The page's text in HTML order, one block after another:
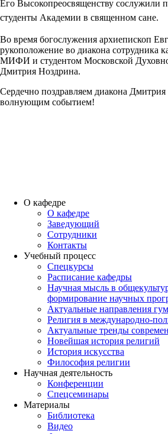
Его Высокопреосвященству сослужили
студенты Академии в священном сане.
Во время богослужения архиепископ
рукоположение во диакона
МИФИ и студентом Московской
Дмитрия Ноздрина.
Сердечно поздравляем диакона
волнующим событием!
О кафедре
О кафедре
Заведующий
Сотрудники
Контакты
Учебный процесс
Спецкурсы
Расписание кафедры
Научная мысль в
формирование научных
Актуальные направления
Религия в международно-
Актуальные тренды
Новейшая история религий
История искусства
Философия религии
Научная деятельность
Конференции
Спецсеминары
Материалы
Библиотека
Видео